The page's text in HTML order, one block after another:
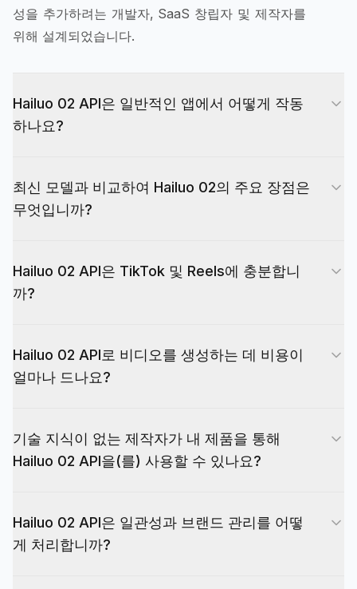
성을 추가하려는 개발자, SaaS 창립자 및 제작자를
위해 설계되었습니다.
Hailuo 02 API은 일반적인 앱에서 어떻게 작동
하나요?
명 또는 이미지를 수집한 다음 해당 데이터를
Hailuo 02 API 엔드포인트로 보냅니다. API은 생성
적으로 확인한 다음 최종 MP4 파일을 검색합니다.
여기에서 캡션, 사운드트랙 또는 브랜딩 오버레이를
사용자에게 다시 전달할 수 있습니다.
최신 모델과 비교하여 Hailuo 02의 주요 장점은
무엇입니까?
급 모션을 제공할 수 있지만 비디오당 비용이 더 많
이 드는 경향이 있습니다. Hailuo 02 API은 저렴한
항을 모두 추적하는 것보다 속도, 볼륨 및 실험 횟수
에 더 관심을 두는 대용량 테스트, 상시 콘텐츠 및
Hailuo 02 API은 TikTok 및 Reels에 충분합니
까?
적으로 인상적인 클립에 중점을 두기 때문에
TikTok, 릴, Shorts에 특히 적합합니다. 후크, B롤,
습니다. 대부분의 제작자는 어쨌든 출력의 크기를
조정하고 캡션을 추가하고 리믹스하므로 Hailuo 02
의 품질 향상을 끌어내는 것보다 더 가치 있는 경향
이 있습니다.
Hailuo 02 API로 비디오를 생성하는 데 비용이
얼마나 드나요?
지만 Hailuo 02는 일반적으로 최신 Hailuo 버전보
다 실행당 가격이 저렴합니다. 많은 제공업체가 동
를 통해 SaaS 제품 내 캠페인당 또는 사용자 좌석당
비용을 쉽게 예측할 수 있습니다. 대량 사용의 경우
기술 지식이 없는 제작자가 내 제품을 통해
Hailuo 02 API을(를) 사용할 수 있나요?
하나는 기술 지식이 없는 사용자에게 복잡성을 숨기
기 위한 것입니다. 백엔드가 뒤에서 Hailuo 02 API
Hailuo 02 API은 일관성과 브랜드 관리를 어떻
게 처리합니까?